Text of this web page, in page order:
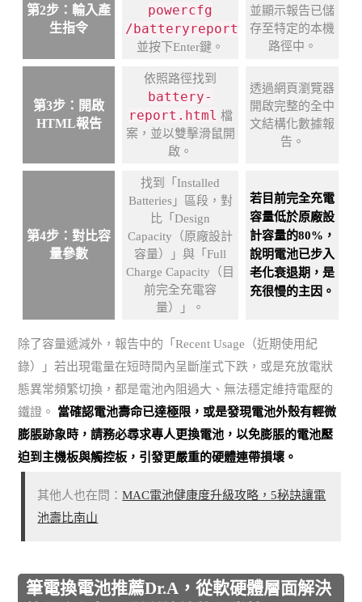
第2步：輸入產
生指令
powercfg
/batteryreport
並按下Enter鍵。
並顯示報告已儲
存至特定的本機
路徑中。
第3步：開啟
HTML報告
依照路徑找到
battery-
report.html 檔
案，並以雙擊滑鼠開
啟。
透過網頁瀏覽器
開啟完整的全中
文結構化數據報
告。
第4步：對比容
量參數
找到「Installed
Batteries」區段，對
比「Design
Capacity（原廠設計
容量）」與「Full
Charge Capacity（目
前完全充電容
量）」。
若目前完全充電
容量低於原廠設
計容量的80%，
說明電池已步入
老化衰退期，是
充很慢的主因。
除了容量遞減外，報告中的「Recent Usage（近期使用紀
錄）」若出現電量在短時間內呈斷崖式下跌，或是充放電狀
態異常頻繁切換，都是電池內阻過大、無法穩定維持電壓的
鐵證。 當確認電池壽命已達極限，或是發現電池外殼有輕微
膨脹跡象時，請務必尋求專人更換電池，以免膨脹的電池壓
迫到主機板與觸控板，引發更嚴重的硬體連帶損壞。
其他人也在問：MAC電池健康度升級攻略，5秘訣讓電
池壽比南山
筆電換電池推薦Dr.A，從軟硬體層面解決